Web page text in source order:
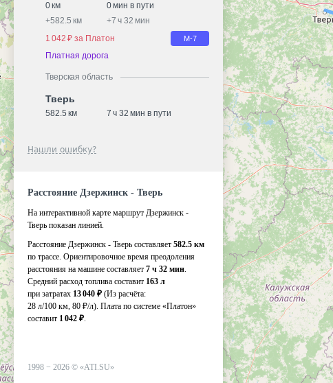
0 км
0 мин в пути
+582.5 км +7 ч 32 мин
1 042 ₽ за Платон
М-7
Платная дорога
Тверская область
Тверь
582.5 км 7 ч 32 мин в пути
Нашли ошибку?
Расстояние Дзержинск - Тверь
На интерактивной карте маршрут Дзержинск -
Тверь показан линией.
Расстояние Дзержинск - Тверь составляет 582.5 км
по трассе. Ориентировочное время преодоления
расстояния на машине составляет 7 ч 32 мин.
Средний расход топлива составит 163 л
при затратах 13 040 ₽ (Из расчёта:
28 л/100 км, 80 ₽/л). Плата по системе «Платон»
составит 1 042 ₽.
1998 − 2026 © «ATI.SU»